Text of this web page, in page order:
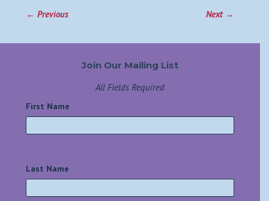
←Previous Next→
Join Our Mailing List
All Fields Required
First Name
Last Name